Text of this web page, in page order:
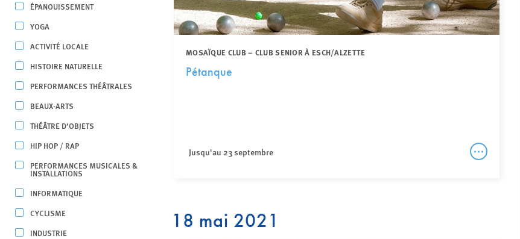
ÉPANOUISSEMENT
YOGA
ACTIVITÉ LOCALE
HISTOIRE NATURELLE
PERFORMANCES THÉÂTRALES
BEAUX-ARTS
THÉÂTRE D’OBJETS
HIP HOP / RAP
PERFORMANCES MUSICALES &
INSTALLATIONS
INFORMATIQUE
CYCLISME
INDUSTRIE
MOSAÏQUE CLUB – CLUB SENIOR À ESCH/ALZETTE
Pétanque
Jusqu'au 23 septembre
18 mai 2021